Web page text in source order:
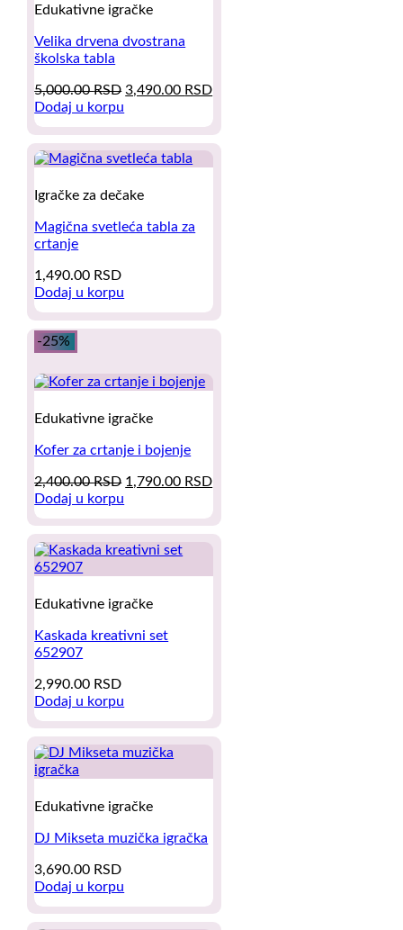
Edukativne igračke
Velika drvena dvostrana
školska tabla
5,000.00RSD Original
was:
5,000.00 RSD.
3,490.00 RSDCurrent
is:
3,490.00 RSD.
Dodaj u korpu
Igračke za dečake
Magična svetleća tabla za
crtanje
1,490.00 RSD
Dodaj u korpu
-25%
Edukativne igračke
Kofer za crtanje i bojenje
2,400.00RSD Original
2,400.00 RSD.
1,790.00 RSDCurrent
is:
1,790.00 RSD.
Dodaj u korpu
Edukativne igračke
Kaskada kreativni set
652907
2,990.00 RSD
Dodaj u korpu
Edukativne igračke
DJ Mikseta muzička igračka
3,690.00 RSD
Dodaj u korpu